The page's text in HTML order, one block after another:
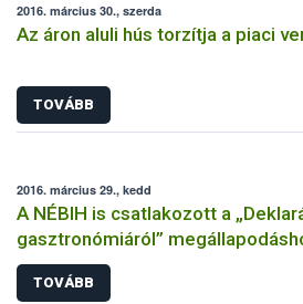
2016. március 30., szerda
Az áron aluli hús torzítja a piaci
TOVÁBB
2016. március 29., kedd
A NÉBIH is csatlakozott a
gasztronómiáról”
TOVÁBB